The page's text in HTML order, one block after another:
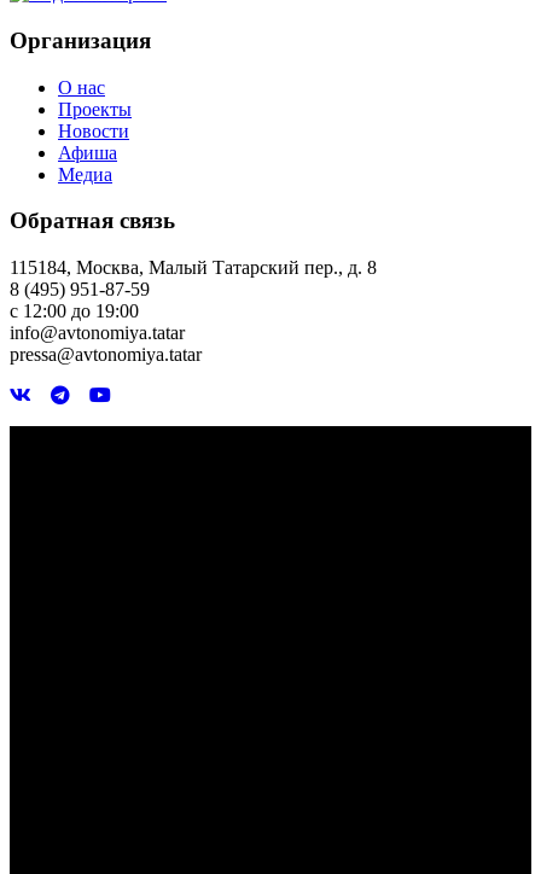
Организация
О нас
Проекты
Новости
Афиша
Медиа
Обратная связь
115184, Москва, Малый Татарский пер., д. 8
8 (495) 951-87-59
с 12:00 до 19:00
info@avtonomiya.tatar
pressa@avtonomiya.tatar